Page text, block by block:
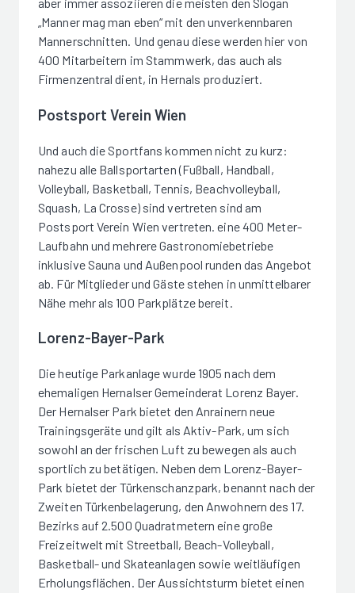
aber immer assoziieren die meisten den Slogan
„Manner mag man eben“ mit den unverkennbaren
Mannerschnitten. Und genau diese werden hier von
400 Mitarbeitern im Stammwerk, das auch als
Firmenzentral dient, in Hernals produziert.
Postsport Verein Wien
Und auch die Sportfans kommen nicht zu kurz:
nahezu alle Ballsportarten (Fußball, Handball,
Volleyball, Basketball, Tennis, Beachvolleyball,
Squash, La Crosse) sind vertreten sind am
Postsport Verein Wien vertreten. eine 400 Meter-
Laufbahn und mehrere Gastronomiebetriebe
inklusive Sauna und Außenpool runden das Angebot
ab. Für Mitglieder und Gäste stehen in unmittelbarer
Nähe mehr als 100 Parkplätze bereit.
Lorenz-Bayer-Park
Die heutige Parkanlage wurde 1905 nach dem
ehemaligen Hernalser Gemeinderat Lorenz Bayer.
Der Hernalser Park bietet den Anrainern neue
Trainingsgeräte und gilt als Aktiv-Park, um sich
sowohl an der frischen Luft zu bewegen als auch
sportlich zu betätigen. Neben dem Lorenz-Bayer-
Park bietet der Türkenschanzpark, benannt nach der
Zweiten Türkenbelagerung, den Anwohnern des 17.
Bezirks auf 2.500 Quadratmetern eine große
Freizeitwelt mit Streetball, Beach-Volleyball,
Basketball- und Skateanlagen sowie weitläufigen
Erholungsflächen. Der Aussichtsturm bietet einen